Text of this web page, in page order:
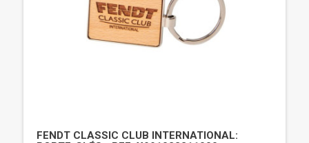
FENDT CLASSIC CLUB INTERNATIONAL: